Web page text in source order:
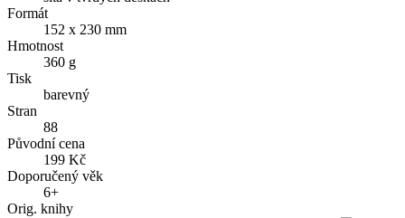
Formát
152 x 230 mm
Hmotnost
360 g
Tisk
barevný
Stran
88
Původní cena
199 Kč
Doporučený věk
6+
Orig. knihy